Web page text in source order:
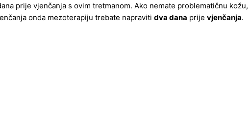
prije vjenčanja s ovim tretmanom. Ako nemate problematičnu kožu,
onda mezoterapiju trebate napraviti dva dana prije vjenčanja.